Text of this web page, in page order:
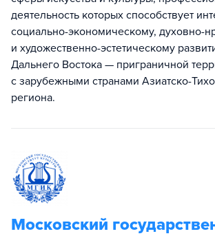
деятельность которых способствует
социально-экономическому, духовно-
и художественно-эстетическому
Дальнего Востока — приграничной
с зарубежными странами Азиатско-
региона.
Московский